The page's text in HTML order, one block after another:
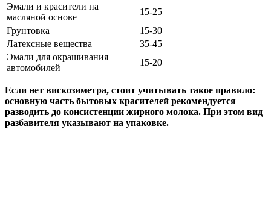
Эмали и красители на
масляной основе
15-25
Грунтовка
15-30
Латексные вещества
35-45
Эмали для окрашивания
автомобилей
15-20
Если нет вискозиметра, стоит учитывать такое правило:
основную часть бытовых красителей рекомендуется
разводить до консистенции жирного молока. При этом вид
разбавителя указывают на упаковке.